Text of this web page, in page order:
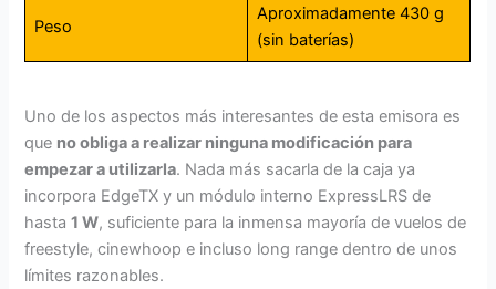
Peso
Aproximadamente 430 g
(sin baterías)
Uno de los aspectos más interesantes de esta emisora es
que no obliga a realizar ninguna modificación para
empezar a utilizarla. Nada más sacarla de la caja ya
incorpora EdgeTX y un módulo interno ExpressLRS de
hasta1 W, suficiente para la inmensa mayoría de vuelos de
freestyle, cinewhoop e incluso long range dentro de unos
límites razonables.